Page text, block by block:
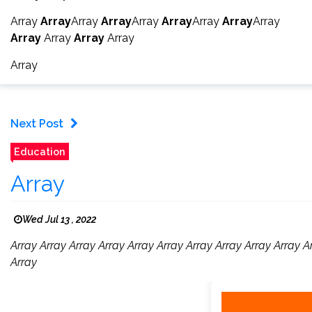
Array ArrayArray ArrayArray ArrayArray ArrayArray
Array Array Array Array
Array
Next Post
Education
Array
Wed Jul 13 , 2022
Array Array Array Array Array Array Array Array Array Array
Array